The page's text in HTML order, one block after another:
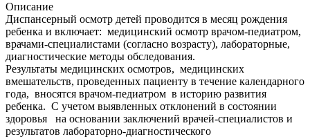
Описание
Диспансерный осмотр детей проводится в месяц рождения
ребенка и включает: медицинский осмотр врачом-педиатром,
врачами-специалистами (согласно возрасту), лабораторные,
диагностические методы обследования.
Результаты медицинских осмотров, медицинских
вмешательств, проведенных пациенту в течение календарного
года, вносятся врачом-педиатром в историю развития
ребенка. С учетом выявленных отклонений в состоянии
здоровья на основании заключений врачей-специалистов и
результатов лабораторно-диагностического